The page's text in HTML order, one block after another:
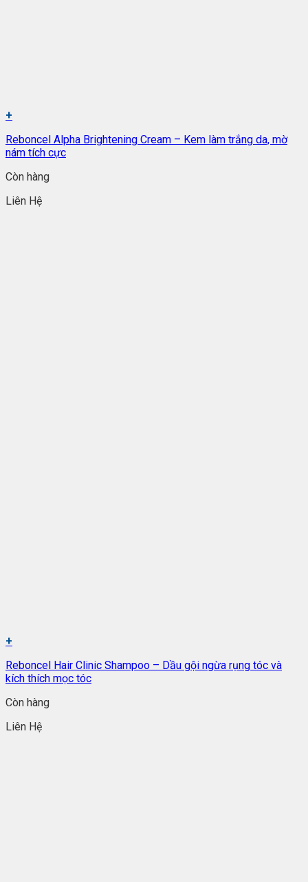
+
Reboncel Alpha Brightening Cream – Kem làm trắng da, mờ
nám tích cực
Còn hàng
Liên Hệ
+
Reboncel Hair Clinic Shampoo – Dầu gội ngừa rụng tóc và
kích thích mọc tóc
Còn hàng
Liên Hệ